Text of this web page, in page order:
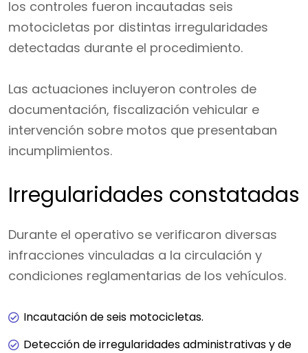
los controles fueron incautadas seis
motocicletas por distintas irregularidades
detectadas durante el procedimiento.
Las actuaciones incluyeron controles de
documentación, fiscalización vehicular e
intervención sobre motos que presentaban
incumplimientos.
Irregularidades constatadas
Durante el operativo se verificaron diversas
infracciones vinculadas a la circulación y
condiciones reglamentarias de los vehículos.
Incautación de seis motocicletas.
Detección de irregularidades administrativas y de